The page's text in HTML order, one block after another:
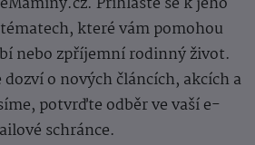
které vám pomohou
nebo zpříjemní rodinný život.
o nových článcích, akcích a
potvrďte odběr ve vaší e-
schránce.